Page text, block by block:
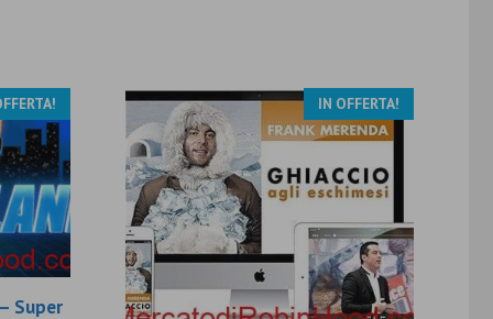
Super
IN OFFERTA!